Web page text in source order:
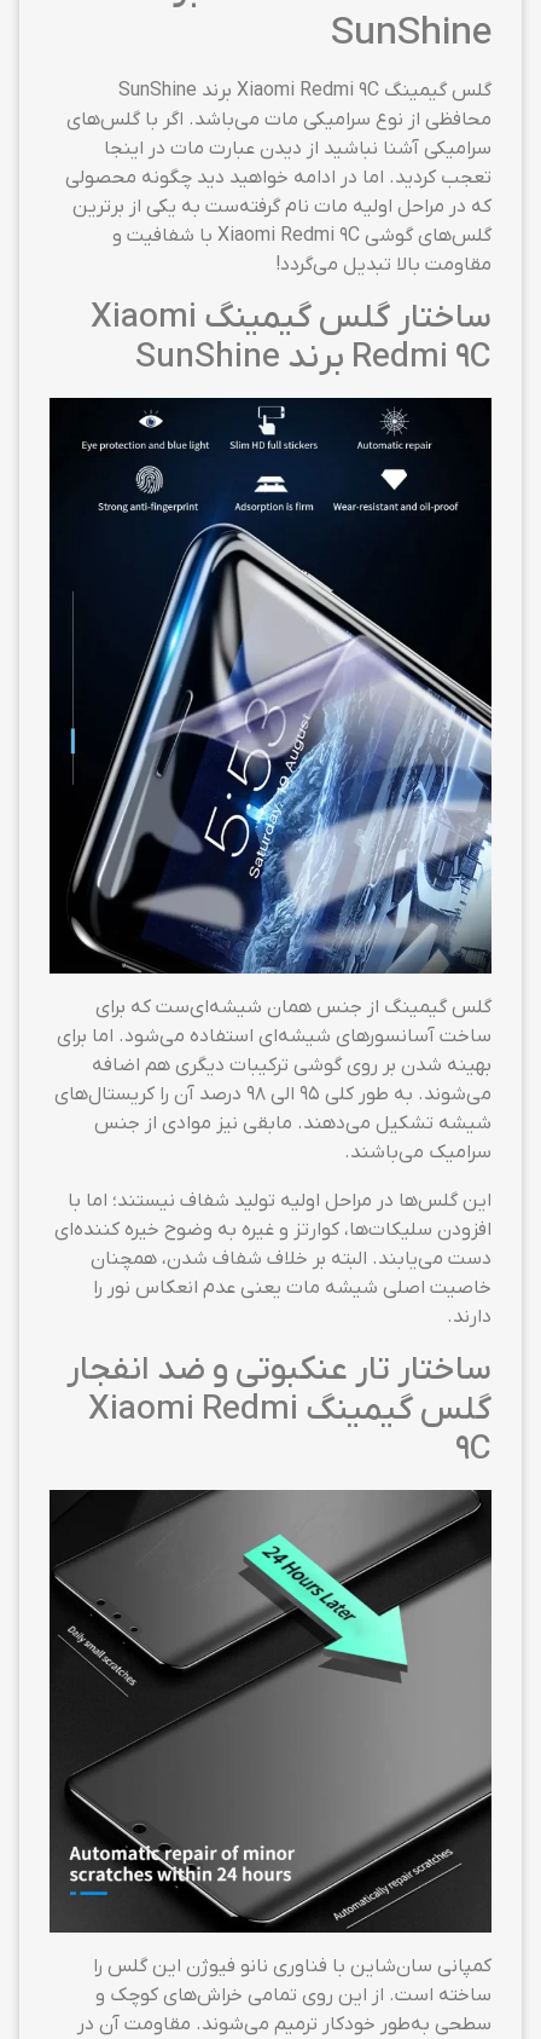
SunShine
محافظی از نوع سرامیکی مات می‌باشد. اگر با گلس‌های
سرامیکی آشنا نباشید از دیدن عبارت مات در اینجا
تعجب کردید. اما در ادامه خواهید دید چگونه محصولی
که در مراحل اولیه مات نام گرفته‌ست به یکی از برترین
گلس‌های گوشی Xiaomi Redmi 9C با شفافیت و
مقاومت بالا تبدیل می‌گردد!
ساختار گلس گیمینگ Xiaomi
Redmi 9C برند SunShine
گلس گیمینگ از جنس همان شیشه‌ای‌ست که برای
ساخت آسانسورهای شیشه‌ای استفاده می‌شود. اما برای
بهینه شدن بر روی گوشی ترکیبات دیگری هم اضافه
می‌شوند. به طور کلی ۹۵ الی ۹۸ درصد آن را کریستال‌های
شیشه تشکیل می‌دهند. مابقی نیز موادی از جنس
سرامیک می‌باشند.
این گلس‌ها در مراحل اولیه تولید شفاف نیستند؛ اما با
افزودن سلیکات‌ها، کوارتز و غیره به وضوح خیره کننده‌ای
دست می‌یابند. البته بر خلاف شفاف شدن، همچنان
خاصیت اصلی شیشه مات یعنی عدم انعکاس نور را
دارند.
ساختار تار عنکبوتی و ضد انفجار
گلس گیمینگ Xiaomi Redmi
9C
کمپانی سان‌شاین با فناوری نانو فیوژن این گلس را
ساخته است. از این روی تمامی خراش‌های کوچک و
سطحی به‌طور خودکار ترمیم می‌شوند. مقاومت آن در